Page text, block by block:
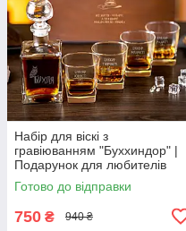
Набір для віскі з
гравіюванням "Буххиндор" |
Подарунок для любителів
Harry Potter
Готово до відправки
750 ₴ 940 ₴